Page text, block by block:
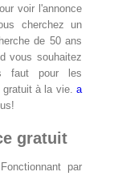
voir l'annonce
cherchez un
de 50 ans
vous souhaitez
faut pour les
à la vie. a
gratuit
par